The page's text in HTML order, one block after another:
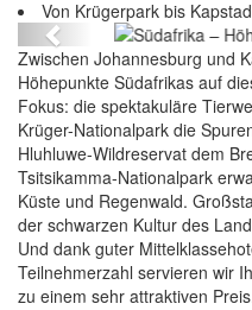
Von Krügerpark bis
Previous
Zwischen Johannesburg und
Höhepunkte Südafrikas auf
Fokus: die spektakuläre
Krüger-Nationalpark die
Hluhluwe-Wildreservat dem
Tsitsikamma-Nationalpark
Küste und Regenwald.
der schwarzen Kultur des
Und dank guter
Teilnehmerzahl servieren wir
zu einem sehr attraktiven